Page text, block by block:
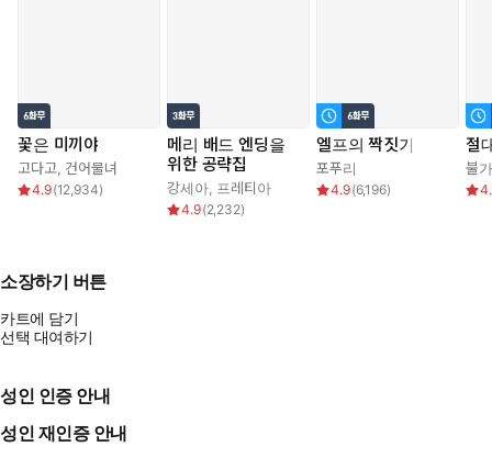
꽃은 미끼야
고다고, 건어물녀
4.9(12,934)
메리 배드 엔딩을
위한 공략집
강세아, 프레티아
4.9(2,232)
엘프의 짝짓기
포푸리
4.9(6,196)
절
불
소장하기 버튼
카트에 담기
선택 대여하기
성인 인증 안내
성인 재인증 안내